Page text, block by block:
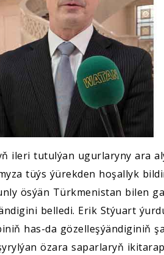
ileri tutulýan ugurlaryny ara
tüýs ýürekden hoşallyk
ösýän Türkmenistan bilen
belledi. Erik Stýuart
has-da gözelleşýändiginiň
özara saparlaryň